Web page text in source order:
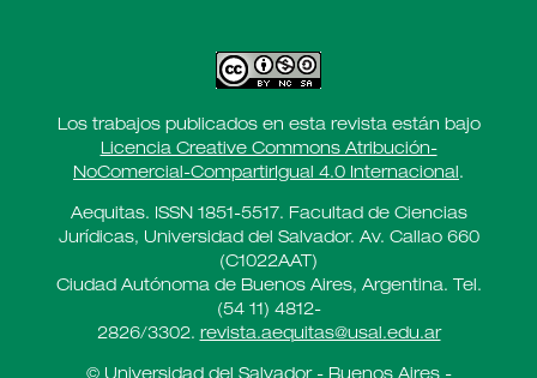
Los trabajos publicados en esta revista están bajo
Licencia Creative Commons Atribución-
NoComercial-CompartirIgual 4.0 Internacional .
Aequitas. ISSN 1851-5517. Facultad de Ciencias
Jurídicas, Universidad del Salvador. Av. Callao 660
(C1022AAT)
Ciudad Autónoma de Buenos Aires, Argentina. Tel.
(54 11) 4812-
2826/3302. revista.aequitas@usal.edu.ar